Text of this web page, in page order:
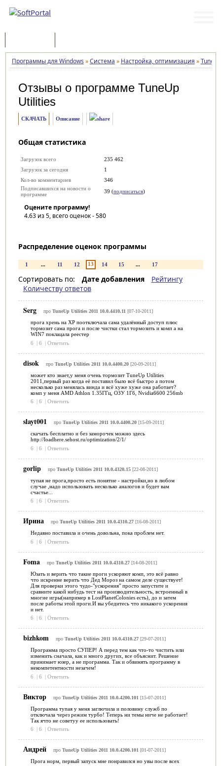
Программы для Windows »Система » Настройка, оптимизация »
Отзывы о программе TuneUp
Utilities
СКАЧАТЬ Описание
Общая статистика
Загрузок всего
235 462
Загрузок за сегодня
1
Кол-во комментариев
346
Подписавшихся на новости о
программе
39 (подписаться)
Оцените программу!
4.63из 5, всего оценок -580
Распределение оценок программы
1 ... 11 12 13 14 15 ... 17
Сортировать по: Дате добавления
Рейтингу
Количеству ответов
Serg про TuneUp Utilities 2011 10.0.4410.11 [07-10-2011]
прога хрень на XP поотключала сама удалённый доступ плюс
тормозит сама прога и после чистки стал тормозить и комп а на
WIN7 поклацала реестер
6
| 6 | Ответить
disok про TuneUp Utilities 2011 10.0.4400.20[20-09-2011]
может кто знает,у меня очень тормозит TuneUp Utilities
2011,первый раз когда её поставил было всё быстро а потом
несколько раз менялась винда и всё хуже хуже она работает?
комп у меня AMD Athlon 1.35ГГц, ОЗУ 1Гб, Nvidia6600 256mb
6
| 6 | Ответить
slayt001 про TuneUp Utilities 2011 10.0.4400.20[15-09-2011]
скачать бесплатно и без заморочек можно здесь
http://loadhere.sehost.ru/optimization/2/1/
6
| 6 | Ответить
gorlip про TuneUp Utilities 2011 10.0.4320.15[22-08-2011]
тупая не прога,просто есть понятие - настройки,но в любом
случае ,надо использовать несколько аналогов и будет вам
счастье...
6
| 6 | Ответить
Ирина про TuneUp Utilities 2011 10.0.4310.27[16-08-2011]
Недавно поставила и очень довольна, пока проблем нет.
6
| 6 | Ответить
Foma про TuneUp Utilities 2011 10.0.4310.27[14-08-2011]
Юзать и верить что такие проги ускоряют комп, это всё равно
что искренне верить что Дед Мороз на самом деле существует!
Для проверки этого чудо-"ускорения" просто запустите и
сравните какой нибудь тест на производительность, встроенный в
многие игры(например в LostPlanetColonies есть), до и затем
после работы этой проги.И вы убедитесь что никакого ускорения
и нет.
6
| 6 | Ответить
bizhkom про TuneUp Utilities 2011 10.0.4310.27[29-07-2011]
Программа просто СУПЕР! А перед тем как что-то чистить или
изменить сначала, как и много других, все объяснит. Решение
принимает юзер, а не программа. Так и обвинять программу в
некомпетентности незачем!
6
| 6 | Ответить
Виктор про TuneUp Utilities 2011 10.0.4200.101 [15-07-2011]
Программа тупая у меня заглючила и половину служб по
отключала через режим турбо! Теперь ни темы ниче не работает!
Так ячто не советуу ее использовать!
6
| 6 | Ответить
Андрей про TuneUp Utilities 2011 10.0.4200.101 [01-07-2011]
Прога норм, первый запуск мне понравился но увы после всех